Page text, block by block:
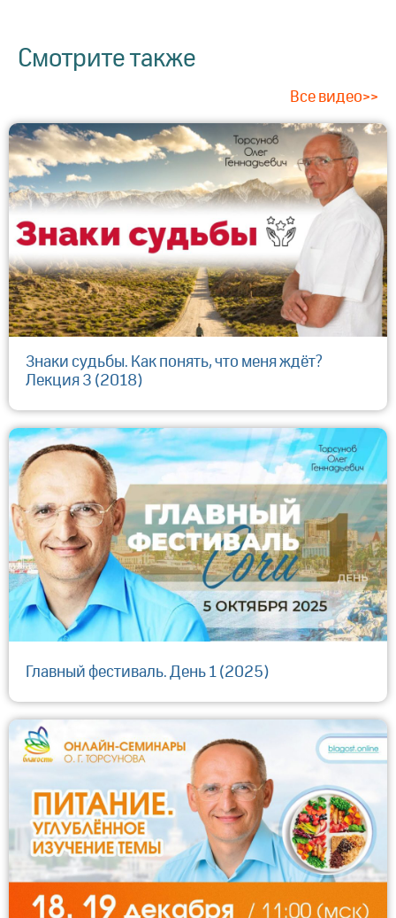
Смотрите также
Все видео>>
Знаки судьбы. Как понять, что меня ждёт?
Лекция 3 (2018)
Главный фестиваль. День 1 (2025)